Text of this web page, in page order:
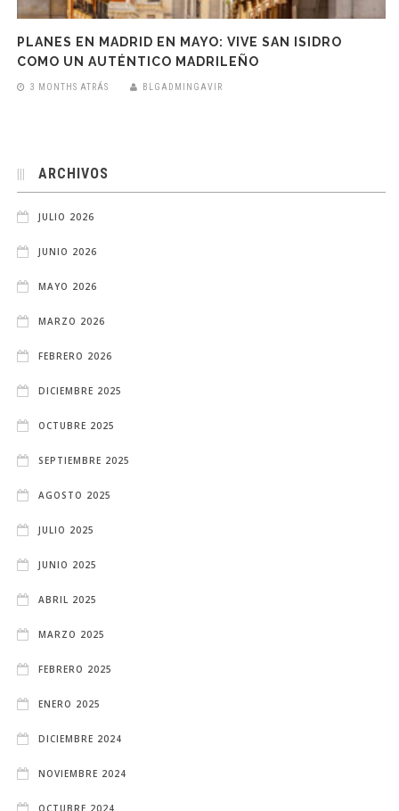
PLANES EN MADRID EN MAYO: VIVE SAN ISIDRO
COMO UN AUTÉNTICO MADRILEÑO
3 MONTHS ATRÁS BLGADMINGAVIR
ARCHIVOS
JULIO 2026
JUNIO 2026
MAYO 2026
MARZO 2026
FEBRERO 2026
DICIEMBRE 2025
OCTUBRE 2025
SEPTIEMBRE 2025
AGOSTO 2025
JULIO 2025
JUNIO 2025
ABRIL 2025
MARZO 2025
FEBRERO 2025
ENERO 2025
DICIEMBRE 2024
NOVIEMBRE 2024
OCTUBRE 2024